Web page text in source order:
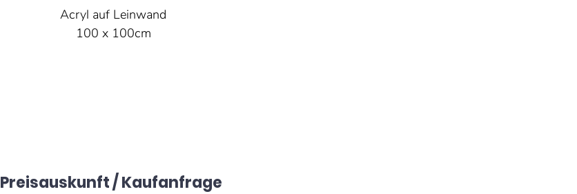
Acryl auf Leinwand
100 x 100cm
Preisauskunft / Kaufanfrage